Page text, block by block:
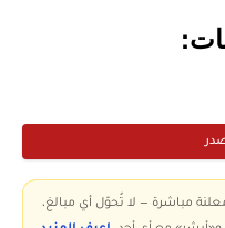
مباشرة — لا تُحوّل أي مبالغ،